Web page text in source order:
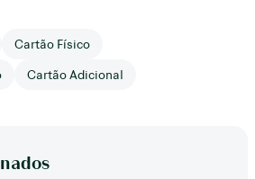
Cartão Físico
Cartão Adicional